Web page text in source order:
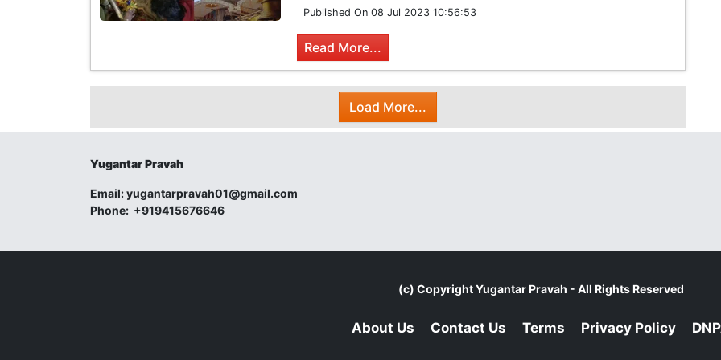
Published On 08 Jul 2023 10:56:53
Read More...
Load More...
Yugantar Pravah
Email:yugantarpravah01@gmail.com
Phone: +919415676646
(c) CopyrightYugantar Pravah - All Rights Reserved
About Us Contact Us Terms Privacy Policy